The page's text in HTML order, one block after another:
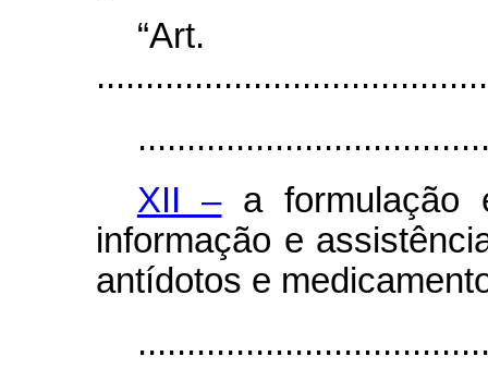
XII –a formulação
informação e
antídotos e